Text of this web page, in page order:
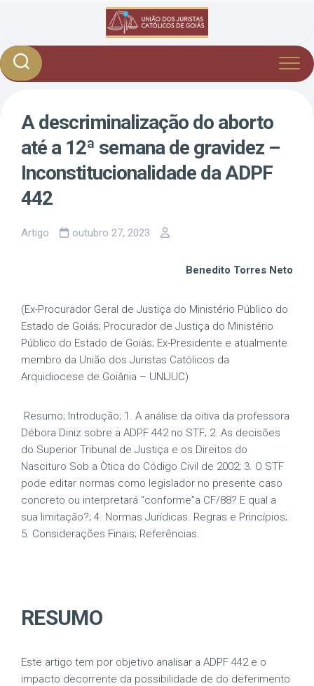
A descriminalização do aborto
até a 12ª semana de gravidez –
Inconstitucionalidade da ADPF
442
Artigo outubro 27, 2023
Benedito Torres Neto
(Ex-Procurador Geral de Justiça do Ministério Público do
Estado de Goiás; Procurador de Justiça do Ministério
Público do Estado de Goiás; Ex-Presidente e atualmente
membro da União dos Juristas Católicos da
Arquidiocese de Goiânia – UNIJUC)
Resumo; Introdução; 1. A análise da oitiva da professora
Débora Diniz sobre a ADPF 442 no STF; 2. As decisões
do Superior Tribunal de Justiça e os Direitos do
Nascituro Sob a Òtica do Código Civil de 2002; 3. O STF
pode editar normas como legislador no presente caso
concreto ou interpretará “conforme”a CF/88? E qual a
sua limitação?; 4. Normas Jurídicas. Regras e Princípios;
5. Considerações Finais; Referências.
RESUMO
Este artigo tem por objetivo analisar a ADPF 442 e o
impacto decorrente da possibilidade de do deferimento